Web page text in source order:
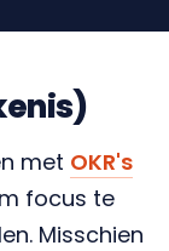
met OKR's
focus te
Misschien